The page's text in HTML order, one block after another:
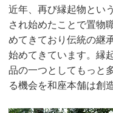
近年、再び縁起物とい
され始めたことで置物
めてきており伝統の継
始めてきています。縁
品の一つとしてもっと
る機会を和座本舗は創